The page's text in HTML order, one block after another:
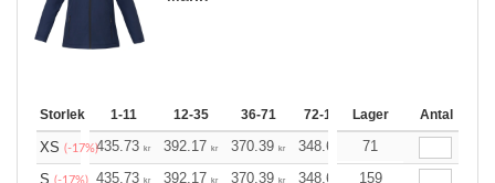
Storlek 1-11 12-35 36-71 72-143 144-287 288 +
Lager Antal
XS (-17%)435.73 kr 392.17 kr 370.39 kr 348.61 326.83
71
S (-17%) 435.73 kr 392.17 kr 370.39 kr 348.61 326.83
159